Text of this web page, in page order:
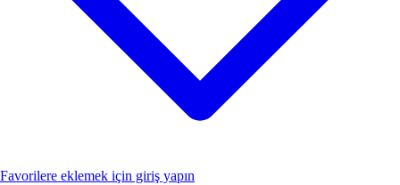
Favorilere eklemek için giriş yapın